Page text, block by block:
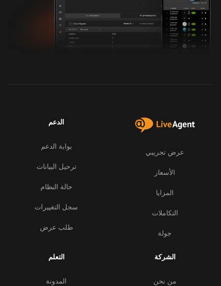
عرض تجريبي
الأسعار
المزايا
التكاملات
جولة
الدعم
بوابة الدعم
ترحيل البيانات
حالة النظام
سجل التغييرات
طلب عرض
الشركة
من نحن
التعلم
المدونة